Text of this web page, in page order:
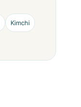
Kimchi